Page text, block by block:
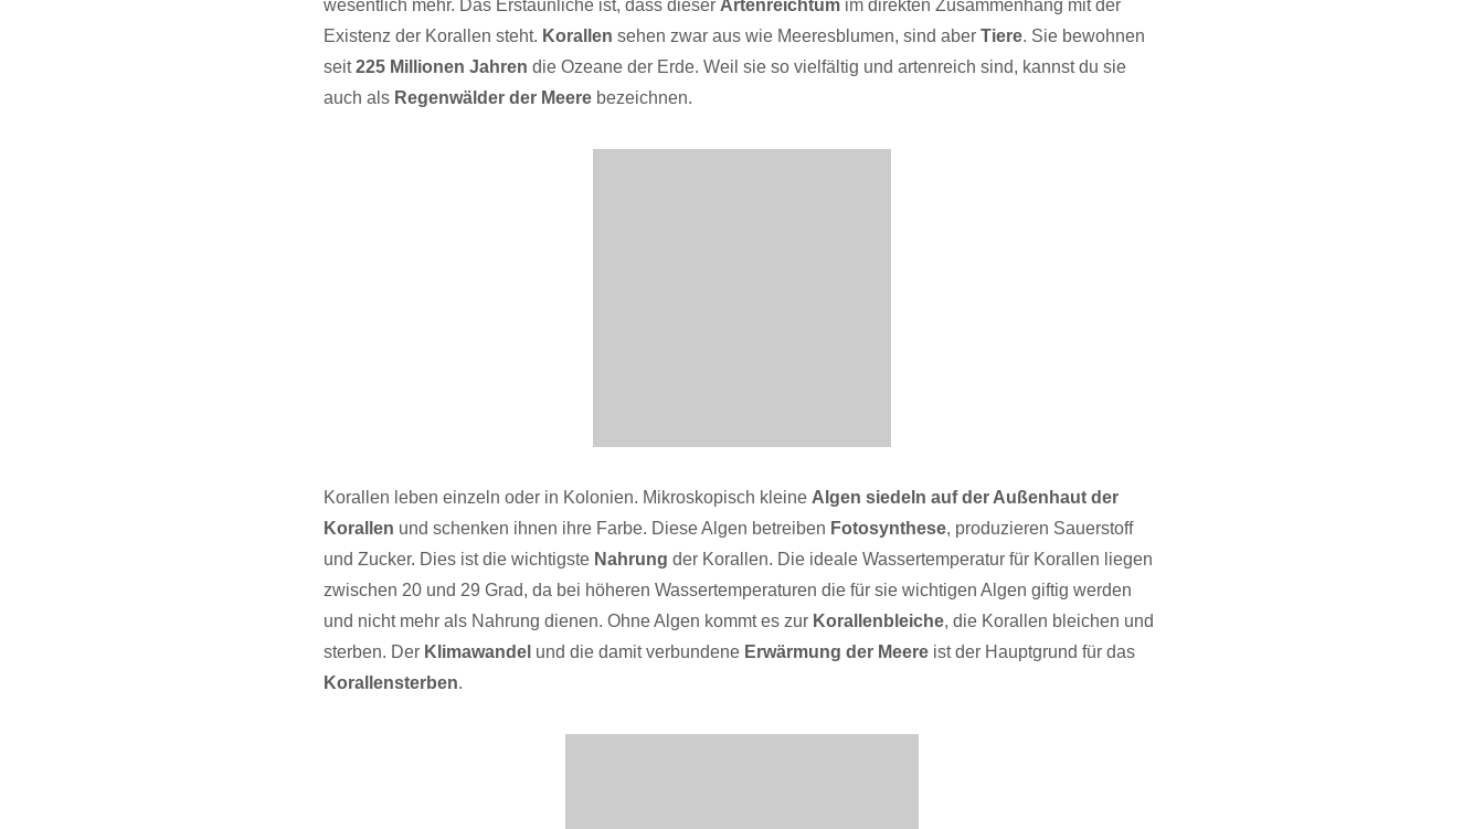
wesentlich mehr. Das Erstaunliche ist, dass dieser Artenreichtum im direkten Zusammenhang mit der
Existenz der Korallen steht. Korallen sehen zwar aus wie Meeresblumen, sind aberTiere. Sie bewohnen
seit225 Millionen Jahren die Ozeane der Erde. Weil sie so vielfältig und artenreich sind, kannst du sie
auch als Regenwälder der Meere bezeichnen.
Korallen leben einzeln oder in Kolonien. Mikroskopisch kleine Algen siedeln auf der Außenhaut der
Korallen und schenken ihnen ihre Farbe. Diese Algen betreiben Fotosynthese, produzieren Sauerstoff
und Zucker. Dies ist die wichtigste Nahrung der Korallen. Die ideale Wassertemperatur für Korallen liegen
zwischen 20 und 29 Grad, da bei höheren Wassertemperaturen die für sie wichtigen Algen giftig werden
und nicht mehr als Nahrung dienen. Ohne Algen kommt es zur Korallenbleiche, die Korallen bleichen und
sterben. Der Klimawandel und die damit verbundene Erwärmung der Meere ist der Hauptgrund für das
Korallensterben.